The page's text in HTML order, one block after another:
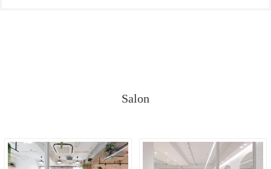
Salon